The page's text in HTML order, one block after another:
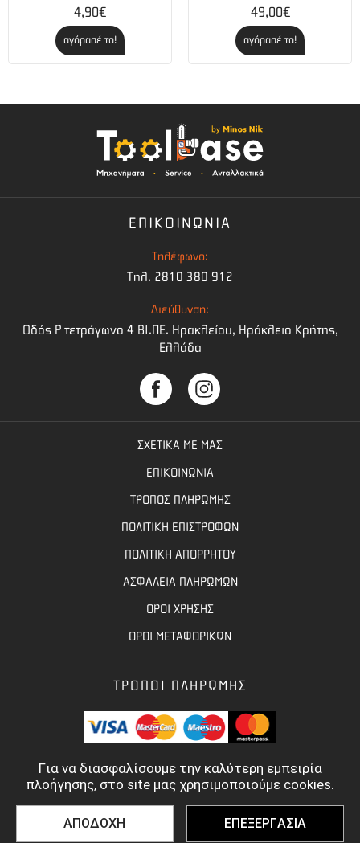
Για να διασφαλίσουμε την καλύτερη εμπειρία
πλοήγησης, στο site μας χρησιμοποιούμε cookies.
ΑΠΟΔΟΧΗ ΕΠΕΞΕΡΓΑΣΙΑ
4,90€
αγόρασέ το!
49,00€
αγόρασέ το!
ΕΠΙΚΟΙΝΩΝΙΑ
Τηλέφωνο:
Τηλ. 2810 380 912
Διεύθυνση:
Οδός Ρ τετράγωνο 4 BI.ΠΕ. Ηρακλείου, Ηράκλειο Κρήτης,
Ελλάδα
ΣΧΕΤΙΚΑ ΜΕ ΜΑΣ
ΕΠΙΚΟΙΝΩΝΙΑ
ΤΡΟΠΟΣ ΠΛΗΡΩΜΗΣ
ΠΟΛΙΤΙΚΗ ΕΠΙΣΤΡΟΦΩΝ
ΠΟΛΙΤΙΚΗ ΑΠΟΡΡΗΤΟΥ
ΑΣΦΑΛΕΙΑ ΠΛΗΡΩΜΩΝ
ΟΡΟΙ ΧΡΗΣΗΣ
ΟΡΟΙ ΜΕΤΑΦΟΡΙΚΩΝ
ΤΡΟΠΟΙ ΠΛΗΡΩΜΗΣ
© 2022 - 2026 - ALL RIGHTS RESERVED